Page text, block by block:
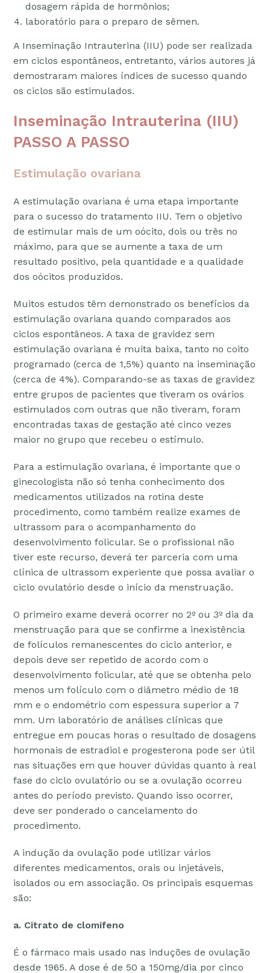
dosagem rápida de hormônios;
laboratório para o preparo de sêmen.
A Inseminação Intrauterina (IIU) pode ser realizada
em ciclos espontâneos, entretanto, vários autores já
demostraram maiores índices de sucesso quando
os ciclos são estimulados.
Inseminação Intrauterina (IIU)
PASSO A PASSO
Estimulação ovariana
A estimulação ovariana é uma etapa importante
para o sucesso do tratamento IIU. Tem o objetivo
de estimular mais de um oócito, dois ou três no
máximo, para que se aumente a taxa de um
resultado positivo, pela quantidade e a qualidade
dos oócitos produzidos.
Muitos estudos têm demonstrado os benefícios da
estimulação ovariana quando comparados aos
ciclos espontâneos. A taxa de gravidez sem
estimulação ovariana é muita baixa, tanto no coito
programado (cerca de 1,5%) quanto na inseminação
(cerca de 4%). Comparando-se as taxas de gravidez
entre grupos de pacientes que tiveram os ovários
estimulados com outras que não tiveram, foram
encontradas taxas de gestação até cinco vezes
maior no grupo que recebeu o estímulo.
Para a estimulação ovariana, é importante que o
ginecologista não só tenha conhecimento dos
medicamentos utilizados na rotina deste
procedimento, como também realize exames de
ultrassom para o acompanhamento do
desenvolvimento folicular. Se o profissional não
tiver este recurso, deverá ter parceria com uma
clínica de ultrassom experiente que possa avaliar o
ciclo ovulatório desde o início da menstruação.
O primeiro exame deverá ocorrer no 2º ou 3º dia da
menstruação para que se confirme a inexistência
de folículos remanescentes do ciclo anterior, e
depois deve ser repetido de acordo com o
desenvolvimento folicular, até que se obtenha pelo
menos um folículo com o diâmetro médio de 18
mm e o endométrio com espessura superior a 7
mm. Um laboratório de análises clínicas que
entregue em poucas horas o resultado de dosagens
hormonais de estradiol e progesterona pode ser útil
nas situações em que houver dúvidas quanto à real
fase do ciclo ovulatório ou se a ovulação ocorreu
antes do período previsto. Quando isso ocorrer,
deve ser ponderado o cancelamento do
procedimento.
A indução da ovulação pode utilizar vários
diferentes medicamentos, orais ou injetáveis,
isolados ou em associação. Os principais esquemas
são:
a. Citrato de clomifeno
É o fármaco mais usado nas induções de ovulação
desde 1965. A dose é de 50 a 150mg/dia por cinco